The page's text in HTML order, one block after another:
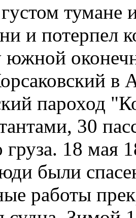
тумане
и потерпел
в
пароход
30
груза. 18 мая
были
работы